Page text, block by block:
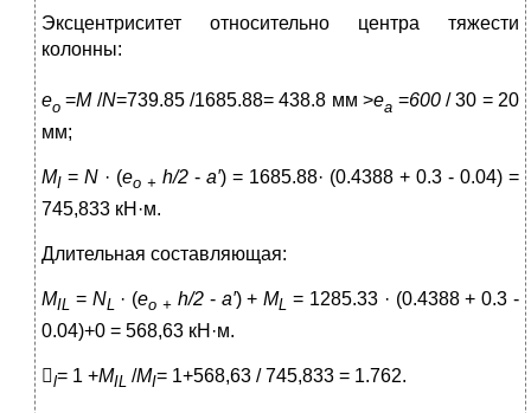
Эксцентриситет относительно центра тяжести
колонны:
ео =M /N=739.85 /1685.88= 438.8 мм >еа =600 / 30 = 20
мм;
MI = N · (ео + h/2 - a′) = 1685.88· (0.4388 + 0.3 - 0.04) =
745,833 кН·м.
Длительная составляющая:
MIL = NL · (ео + h/2 - a′) +ML = 1285.33 · (0.4388 + 0.3 -
0.04)+0 = 568,63 кН·м.
l= 1 +MIL /MI= 1+568,63 / 745,833 = 1.762.